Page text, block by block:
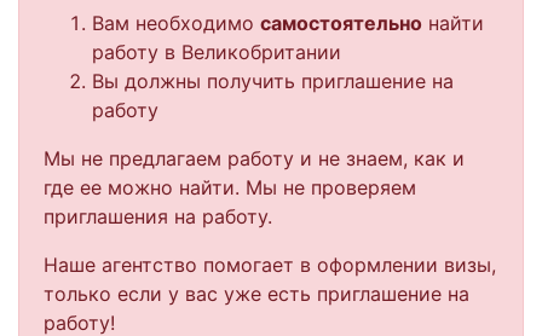
Вам необходимо самостоятельно найти
работу в Великобритании
Вы должны получить приглашение на
работу
Мы не предлагаем работу и не знаем, как и
где ее можно найти. Мы не проверяем
приглашения на работу.
Наше агентство помогает в оформлении визы,
только если у вас уже есть приглашение на
работу!